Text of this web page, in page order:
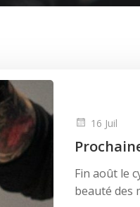
16 Juil
Fin août le
beauté des